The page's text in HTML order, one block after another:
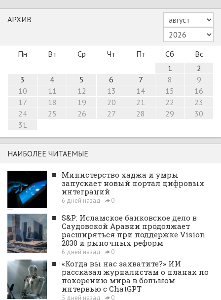
АРХИВ
Пн Вт Ср Чт Пт Сб
Вс
1
2
3
4 5 6 7 8
9
10
11 12 13 14 15
16
17
18 19 20 21 22
23
24
25 26 27 28 29
30
31
НАИБОЛЕЕ ЧИТАЕМЫЕ
■ Министерство хаджа и умры
запускает новый портал цифровых
интеграций
6 дней назад 0
■ S&P: Исламское банковское дело в
Саудовской Аравии продолжает
расширяться при поддержке Vision
2030 и рыночных реформ
6 дней назад 0
■ «Когда вы нас захватите?» ИИ
рассказал журналистам о планах по
покорению мира в большом
интервью с ChatGPT
5 дней назад 0